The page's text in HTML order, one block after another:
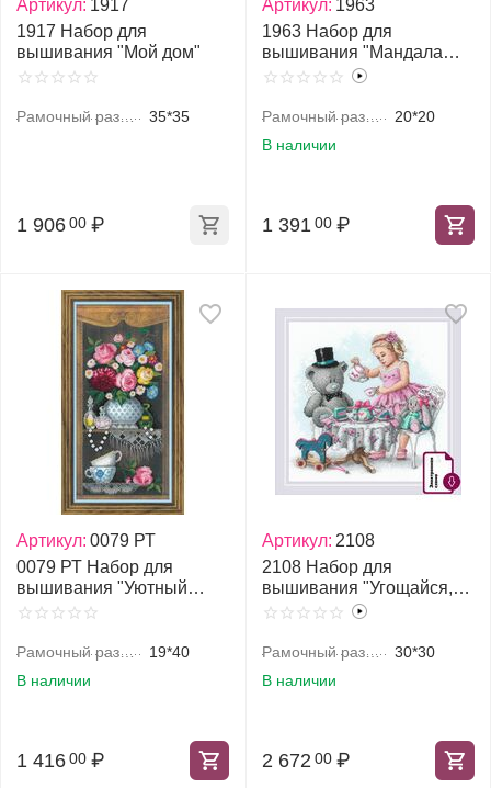
Артикул: 1917
1917 Набор для
вышивания "Мой дом"
Рамочный размер, см 35*35
1 906 00 ₽
Артикул: 1963
1963 Набор для
вышивания "Мандала
Энергия"
Рамочный размер, см
20*20
В наличии
1 391 00 ₽
Артикул: 0079 РТ
0079 РТ Набор для
вышивания "Уютный
уголок"
Рамочный размер, см
19*40
В наличии
1 416 00 ₽
Артикул: 2108
2108 Набор для
вышивания "Угощайся,
Мишка"
Рамочный размер, см
30*30
В наличии
2 672 00 ₽